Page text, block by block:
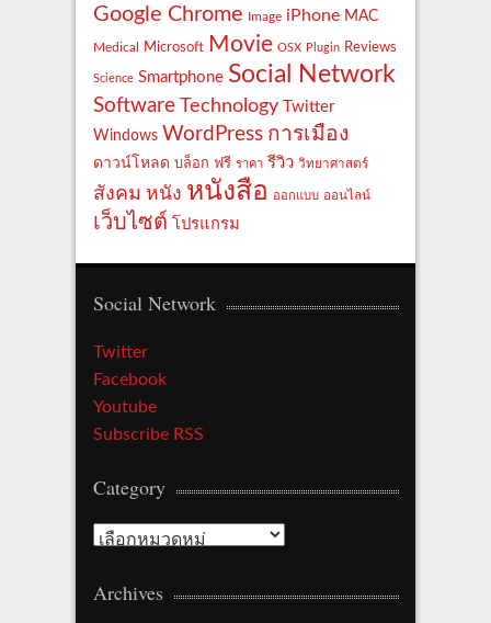
Google Chrome Image iPhone MAC
Medical Microsoft Movie OSX Plugin Reviews
Science Smartphone Social Network
Software Technology
Twitter
Windows WordPress การเมือง
ดาวน์โหลด บล็อก ฟรี ราคา รีวิว วิทยาศาสตร์
สังคม หนัง หนังสือ ออกแบบ ออนไลน์
เว็บไซต์ โปรแกรม
Social Network
Twitter
Facebook
Youtube
Subscribe RSS
Category
Category
Archives